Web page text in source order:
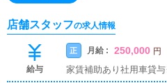
店舗スタッフの求人情報
給与
正 月給 : 250,000 円
家賃補助あり社用車貸